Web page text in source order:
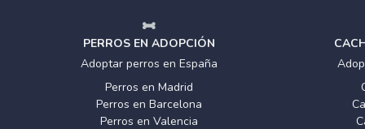
PERROS EN ADOPCIÓN
Adoptar perros en España
Perros en Madrid
Perros en Barcelona
Perros en Valencia